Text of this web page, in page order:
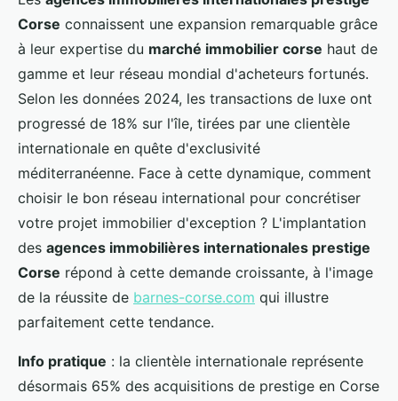
Corse connaissent une expansion remarquable grâce
à leur expertise du marché immobilier corse haut de
gamme et leur réseau mondial d'acheteurs fortunés.
Selon les données 2024, les transactions de luxe ont
progressé de 18% sur l'île, tirées par une clientèle
internationale en quête d'exclusivité
méditerranéenne. Face à cette dynamique, comment
choisir le bon réseau international pour concrétiser
votre projet immobilier d'exception ? L'implantation
des agences immobilières internationales prestige
Corse répond à cette demande croissante, à l'image
de la réussite de barnes-corse.com qui illustre
parfaitement cette tendance.
Info pratique : la clientèle internationale représente
désormais 65% des acquisitions de prestige en Corse